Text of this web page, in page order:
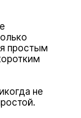
простым
не